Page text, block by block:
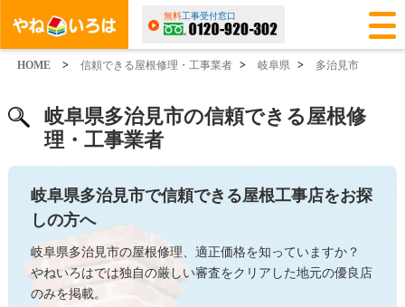
無料工事受付窓口
HOME > 信頼できる屋根修理・工事業者 > 岐阜県 > 多治見市
岐阜県多治見市の信頼できる屋根修
理・工事業者
岐阜県多治見市で信頼できる屋根工事店をお探
しの方へ
岐阜県多治見市の屋根修理、適正価格を知っていますか？
やねいろはでは独自の厳しい審査をクリアした地元の優良店
のみを掲載。